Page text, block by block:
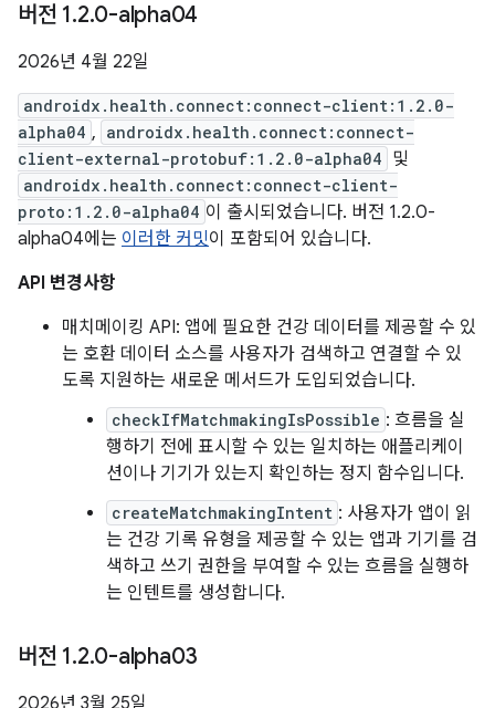
버전 1.2.0-alpha04
2026년 4월 22일
androidx.health.connect:connect-client:1.2.0-
alpha04 , androidx.health.connect:connect-
client-external-protobuf:1.2.0-alpha04 및
androidx.health.connect:connect-client-
proto:1.2.0-alpha04 이 출시되었습니다. 버전 1.2.0-
alpha04에는 이러한 커밋이 포함되어 있습니다.
API 변경사항
매치메이킹 API: 앱에 필요한 건강 데이터를 제공할 수 있
는 호환 데이터 소스를 사용자가 검색하고 연결할 수 있
도록 지원하는 새로운 메서드가 도입되었습니다.
checkIfMatchmakingIsPossible : 흐름을 실
행하기 전에 표시할 수 있는 일치하는 애플리케이
션이나 기기가 있는지 확인하는 정지 함수입니다.
createMatchmakingIntent : 사용자가 앱이 읽
는 건강 기록 유형을 제공할 수 있는 앱과 기기를 검
색하고 쓰기 권한을 부여할 수 있는 흐름을 실행하
는 인텐트를 생성합니다.
버전 1.2.0-alpha03
2026년 3월 25일